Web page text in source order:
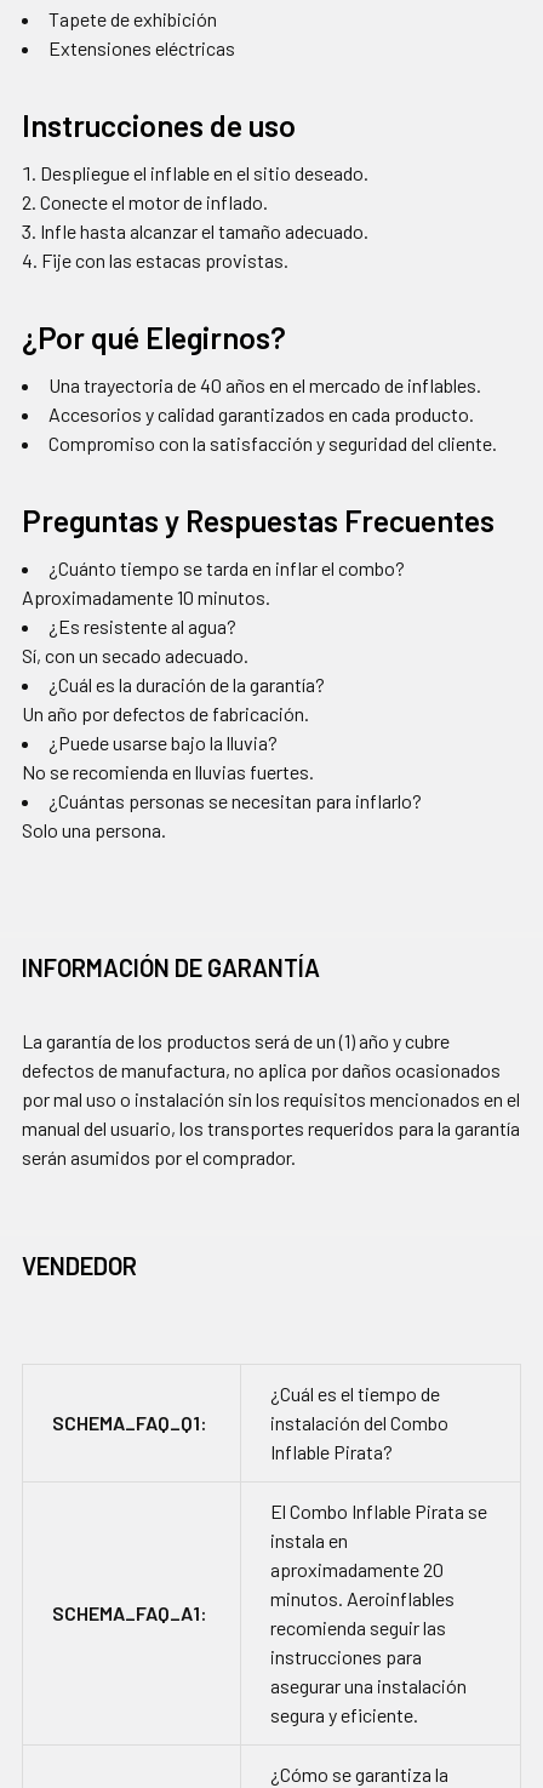
Tapete de exhibición
Extensiones eléctricas
Instrucciones de uso
Despliegue el inflable en el sitio deseado.
Conecte el motor de inflado.
Infle hasta alcanzar el tamaño adecuado.
Fije con las estacas provistas.
¿Por qué Elegirnos?
Una trayectoria de 40 años en el mercado de inflables.
Accesorios y calidad garantizados en cada producto.
Compromiso con la satisfacción y seguridad del cliente.
Preguntas y Respuestas Frecuentes
¿Cuánto tiempo se tarda en inflar el combo?
Aproximadamente 10 minutos.
¿Es resistente al agua?
Sí, con un secado adecuado.
¿Cuál es la duración de la garantía?
Un año por defectos de fabricación.
¿Puede usarse bajo la lluvia?
No se recomienda en lluvias fuertes.
¿Cuántas personas se necesitan para inflarlo?
Solo una persona.
INFORMACIÓN DE GARANTÍA
La garantía de los productos será de un (1) año y cubre
defectos de manufactura, no aplica por daños ocasionados
por mal uso o instalación sin los requisitos mencionados en el
manual del usuario, los transportes requeridos para la garantía
serán asumidos por el comprador.
VENDEDOR
SCHEMA_FAQ_Q1:
¿Cuál es el tiempo de
instalación del Combo
Inflable Pirata?
SCHEMA_FAQ_A1:
El Combo Inflable Pirata se
instala en
aproximadamente 20
minutos. Aeroinflables
recomienda seguir las
instrucciones para
asegurar una instalación
segura y eficiente.
¿Cómo se garantiza la